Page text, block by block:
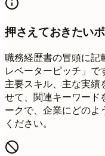
押さえておきたい
職務経歴書の冒頭に記
レベーターピッチ」で
主要スキル、主な実績
せて、関連キーワード
ークで、企業にどのよ
ください。